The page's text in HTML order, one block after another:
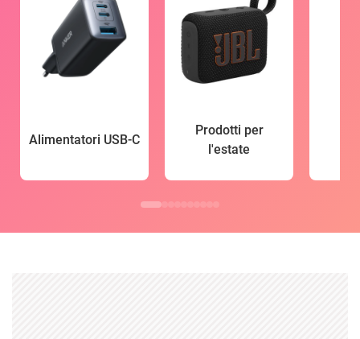
Alimentatori USB-C
Prodotti per
l'estate